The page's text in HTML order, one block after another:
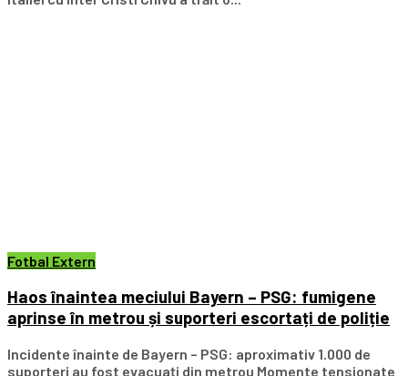
Fotbal Extern
Haos înaintea meciului Bayern – PSG: fumigene
aprinse în metrou și suporteri escortați de poliție
Incidente înainte de Bayern – PSG: aproximativ 1.000 de
suporteri au fost evacuați din metrou Momente tensionate